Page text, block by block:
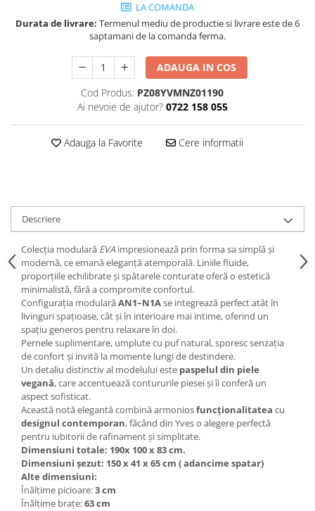
Ceasuri
Accesorii decorative
Ghivece si jardiniere
Accesorii pentru servire
Textile pentru casa
Corpuri de iluminat
LA COMANDA
Durata de livrare: Termenul mediu de productie si livrare este de 6
saptamani de la comanda ferma.
ADAUGA IN COS
Cod Produs: PZ08YVMNZ01190
Ai nevoie de ajutor? 0722 158 055
Adauga la Favorite Cere informatii
Descriere
Colecția modulară EVA impresionează prin forma sa simplă și
modernă, ce emană eleganță atemporală. Liniile fluide,
proporțiile echilibrate și spătarele conturate oferă o estetică
minimalistă, fără a compromite confortul.
Configurația modularăAN1–N1Ase integrează perfect atât în
livinguri spațioase, cât și în interioare mai intime, oferind un
spațiu generos pentru relaxare în doi.
Pernele suplimentare, umplute cu puf natural, sporesc senzația
de confort și invită la momente lungi de destindere.
Un detaliu distinctiv al modelului este paspelul din piele
vegană, care accentuează contururile piesei și îi conferă un
aspect sofisticat.
Această notă elegantă combină armoniosfuncționalitatea cu
designul contemporan, făcând din Yves o alegere perfectă
pentru iubitorii de rafinament și simplitate.
Dimensiuni totale: 190x 100 x 83 cm.
Dimensiuni șezut: 150 x 41 x 65 cm ( adancime spatar)
Alte dimensiuni:
Înălțime picioare:3 cm
Înălțime brațe:63 cm